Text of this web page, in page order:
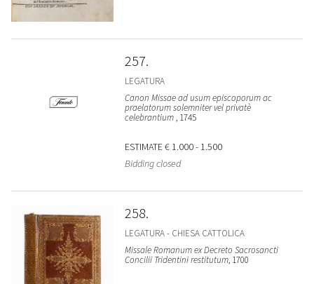
257
LEGATURA
Canon Missae ad usum episcoporum ac
praelatorum solemniter vel privatè
celebrantium, 1745
ESTIMATE€ 1.000 - 1.500
Bidding closed
258
LEGATURA - CHIESA CATTOLICA
Missale Romanum ex Decreto Sacrosancti
Concilii Tridentini restitutum, 1700